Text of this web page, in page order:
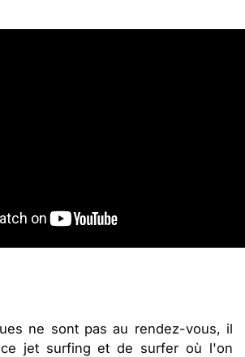
ne sont pas au rendez-vous, il
jet surfing et de surfer où l'on